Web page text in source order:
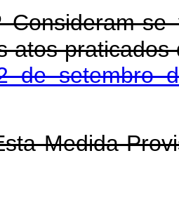
Consideram-
atos
de setembro
Medida